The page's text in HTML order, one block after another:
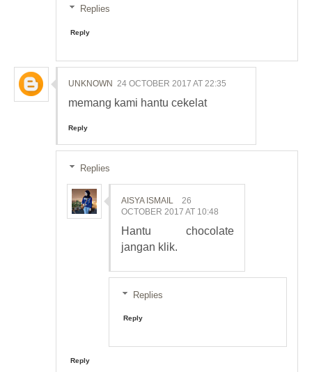
Replies
Reply
UNKNOWN 24 OCTOBER 2017 AT 22:35
memang kami hantu cekelat
Reply
Replies
AISYA ISMAIL
26
OCTOBER 2017 AT 10:48
Hantu chocolate
jangan klik.
Replies
Reply
Reply